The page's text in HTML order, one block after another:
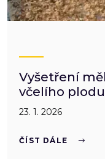
Vyšetření
včelího plodu
23. 1. 2026
ČÍST DÁLE